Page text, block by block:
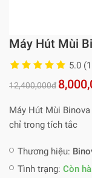
Máy Hút Mùi
5.0
12,400,000đ
Máy Hút Mùi
chỉ trong tích tắc
Thương hiệu:
Tình trạng: Còn